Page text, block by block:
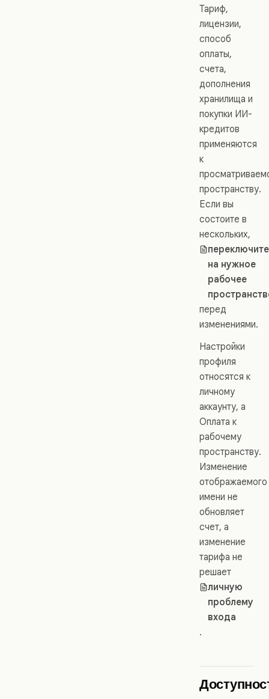
Тариф,
лицензии,
способ
оплаты,
счета,
дополнения
хранилища и
покупки ИИ-
кредитов
применяются
к
пространству.
Если вы
состоите в
нескольких,
на нужное
рабочее
перед
изменениями.
Настройки
профиля
относятся к
личному
аккаунту, а
Оплата к
рабочему
пространству.
Изменение
отображаемого
имени не
обновляет
счет, а
изменение
тарифа не
решает
личную
проблему
входа
.